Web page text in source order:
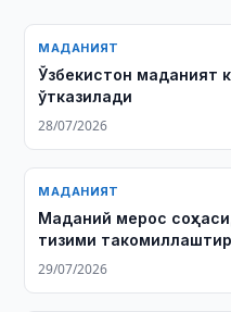
МАДАНИЯТ
Ўзбекистон маданият
ўтказилади
28/07/2026
МАДАНИЯТ
Маданий мерос
тизими
29/07/2026